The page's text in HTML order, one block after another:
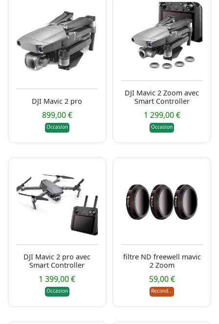
DJI Mavic 2 pro
899,00 €
Occasion
DJI Mavic 2 Zoom avec
Smart Controller
1 299,00 €
Occasion
DJI Mavic 2 pro avec
Smart Controller
1 399,00 €
Occasion
filtre ND freewell mavic
2 Zoom
59,00 €
Recond...